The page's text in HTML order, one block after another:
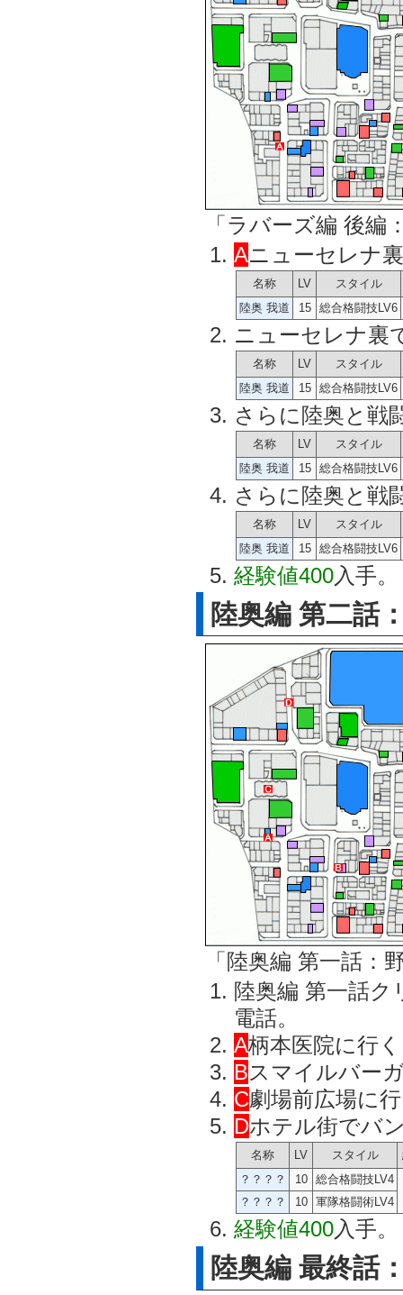
「ラバーズ編 後
Aニューセレナ
名称 LV
スタイル
陸奥 我道
15 総合格闘技LV6
ニューセレナ裏
名称 LV
スタイル
陸奥 我道
15 総合格闘技LV6
さらに陸奥と戦
名称 LV
スタイル
陸奥 我道
15 総合格闘技LV6
さらに陸奥と戦
名称 LV
スタイル
陸奥 我道
15 総合格闘技LV6
経験値400入手。
陸奥編 第二話
「陸奥編 第一話：
陸奥編 第一話
電話。
A柄本医院に行
Bスマイルバー
C劇場前広場に
Dホテル街でバ
名称 LV スタイル
？？？？
10
総合格闘技LV4
？？？？
10 軍隊格闘術LV4
経験値400入手。
陸奥編 最終話